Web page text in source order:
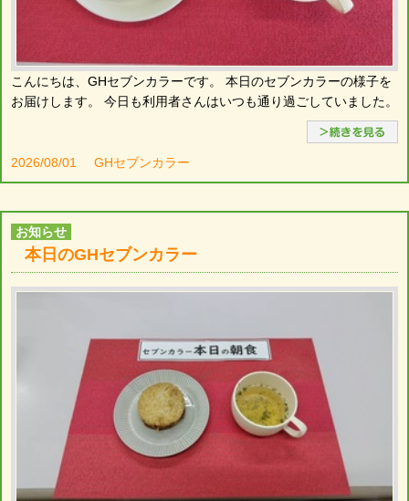
こんにちは、GHセブンカラーです。 本日のセブンカラーの様子を
お届けします。 今日も利用者さんはいつも通り過ごしていました。
2026/08/01 GHセブンカラー
お知らせ
本日のGHセブンカラー